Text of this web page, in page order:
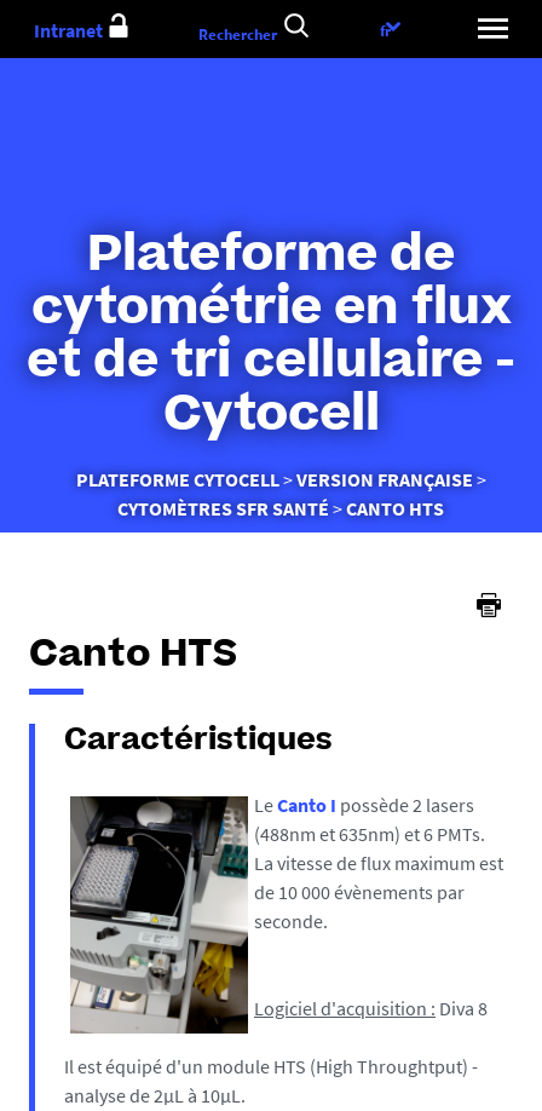
Aller
au
Plateforme de
cytométrie en flux
et de tri cellulaire -
Cytocell
Vous
ici :
PLATEFORME CYTOCELL
VERSION FRANÇAISE
CYTOMÈTRES SFR SANTÉ
CANTO HTS
Intranet Rechercher
Choix
fr
Canto HTS
Caractéristiques
LeCanto I possède 2 lasers
(488nm et 635nm) et 6 PMTs.
La vitesse de flux maximum est
de 10 000 évènements par
seconde.
Logiciel d'acquisition : Diva 8
Il est équipé d'un module HTS (High Throughtput) -
analyse de 2µL à 10µL.